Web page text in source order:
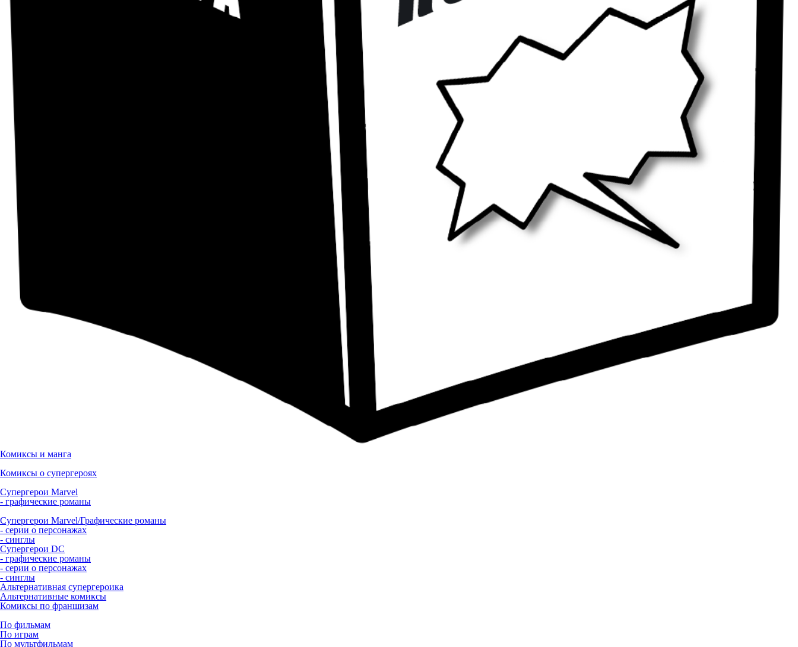
Комиксы и манга
Комиксы о супергероях
Супергерои Marvel
- графические романы
Супергерои Marvel/Графические романы
- серии о персонажах
- синглы
Супергерои DC
- графические романы
- серии о персонажах
- синглы
Альтернативная супергероика
Альтернативные комиксы
Комиксы по франшизам
По фильмам
По играм
По мультфильмам